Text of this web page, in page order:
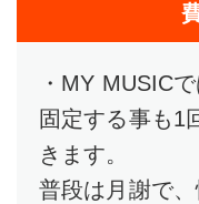
・MY MUSIC
固定する事も1
きます。
普段は月謝で